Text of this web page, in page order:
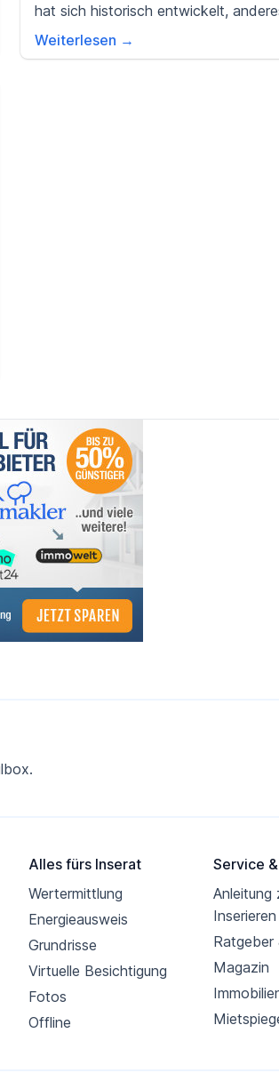
hat sich historisch entwickelt,
schlicht nicht wahr. Wir versuchen hier
Licht ins Dunkle zu bringen: Welche
Weiterlesen →
Alles fürs Inserat
Wertermittlung
Energieausweis
Grundrisse
Virtuelle Besichtigung
Fotos
Offline
Service
Anleitung
Inserieren
Ratgeber
Magazin